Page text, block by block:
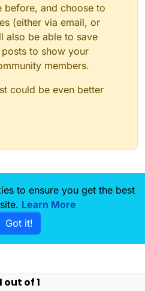
before, and choose to
(either via email, or
also be able to save
to show your
members.
could be even better
out of 1
to ensure you get the best
Learn More
Got it!